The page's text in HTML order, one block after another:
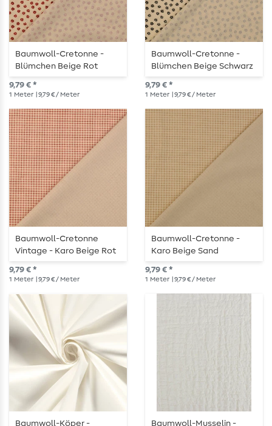
Baumwoll-Cretonne -
Blümchen Beige Rot
9,79 € *
1 Meter | 9,79 € / Meter
Baumwoll-Cretonne -
Blümchen Beige Schwarz
9,79 € *
1 Meter | 9,79 € / Meter
Baumwoll-Cretonne
Vintage - Karo Beige Rot
9,79 € *
1 Meter | 9,79 € / Meter
Baumwoll-Cretonne -
Karo Beige Sand
9,79 € *
1 Meter | 9,79 € / Meter
Baumwoll-Köper -
Baumwoll-Musselin -